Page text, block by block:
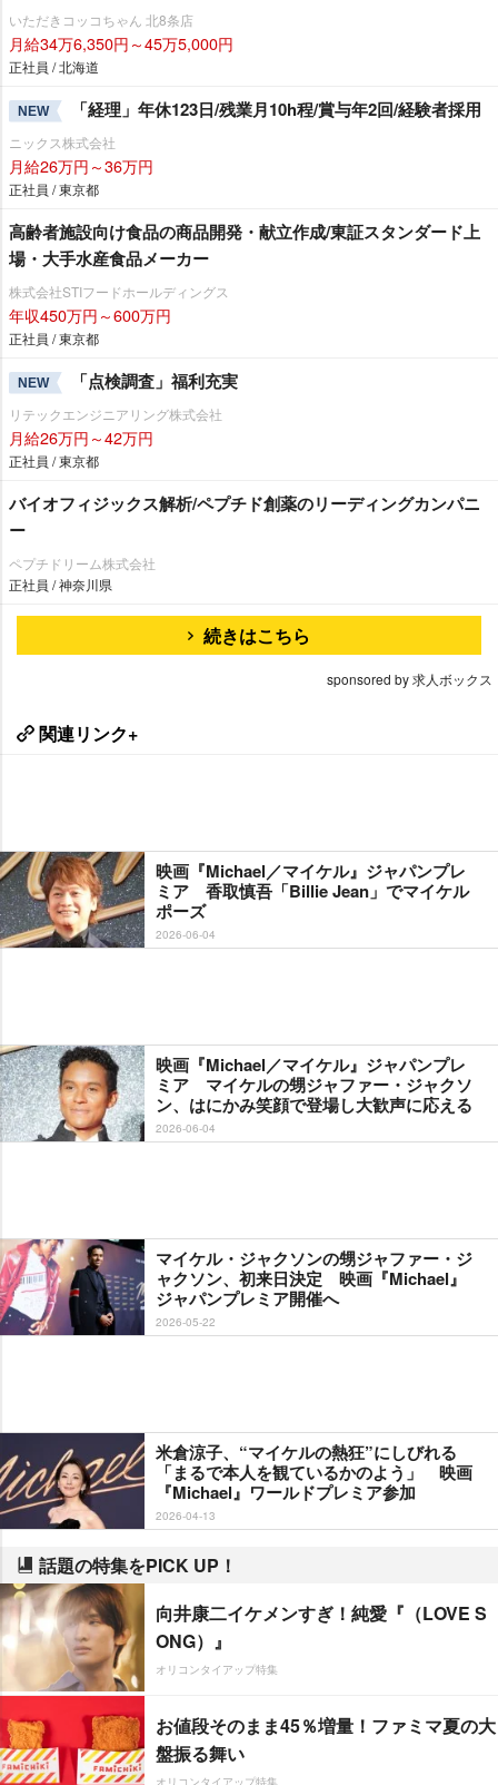
いただきコッコちゃん 北8条店
月給34万6,350円～45万5,000円
正社員 / 北海道
NEW 「経理」年休123日/残業月10h程/賞与年2回/経験者採用
ニックス株式会社
月給26万円～36万円
正社員 / 東京都
高齢者施設向け食品の商品開発・献立作成/東証スタンダード上
場・大手水産食品メーカー
株式会社STIフードホールディングス
年収450万円～600万円
正社員 / 東京都
NEW 「点検調査」福利充実
リテックエンジニアリング株式会社
月給26万円～42万円
正社員 / 東京都
バイオフィジックス解析/ペプチド創薬のリーディングカンパニ
ー
ペプチドリーム株式会社
正社員 / 神奈川県
続きはこちら
sponsored by 求人ボックス
関連リンク+
映画『Michael／マイケル』ジャパンプレ
ミア 香取慎吾「Billie Jean」でマイケル
ポーズ
2026-06-04
映画『Michael／マイケル』ジャパンプレ
ミア マイケルの甥ジャファー・ジャクソ
ン、はにかみ笑顔で登場し大歓声に応える
2026-06-04
マイケル・ジャクソンの甥ジャファー・ジ
ャクソン、初来日決定 映画『Michael』
ジャパンプレミア開催へ
2026-05-22
米倉涼子、“マイケルの熱狂”にしびれる
「まるで本人を観ているかのよう」 映画
『Michael』ワールドプレミア参加
2026-04-13
話題の特集をPICK UP！
向井康二イケメンすぎ！純愛『（LOVE S
ONG）』
オリコンタイアップ特集
お値段そのまま45％増量！ファミマ夏の大
盤振る舞い
オリコンタイアップ特集